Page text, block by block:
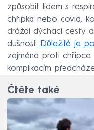
způsobit lidem s
chřipka nebo covid,
dráždí dýchací cesty
dušnost. Důležité je
zejména proti
komplikacím
Čtěte také